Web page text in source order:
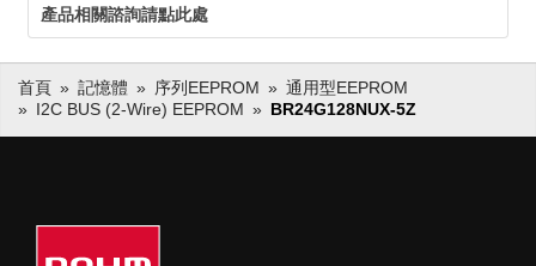
產品相關諮詢請點此處
首頁 記憶體 序列EEPROM
通用型EEPROM
I2C BUS (2-Wire) EEPROM
BR24G128NUX-5Z